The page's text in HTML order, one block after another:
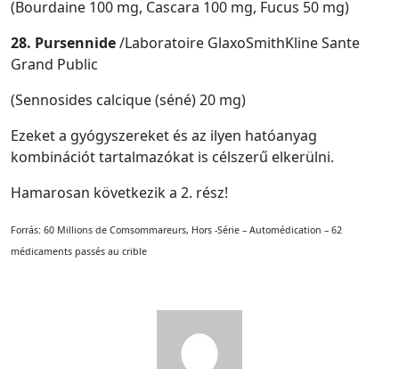
(Bourdaine 100 mg, Cascara 100 mg, Fucus 50 mg)
28. Pursennide/Laboratoire GlaxoSmithKline Sante
Grand Public
(Sennosides calcique (séné) 20 mg)
Ezeket a gyógyszereket és az ilyen hatóanyag
kombinációt tartalmazókat is célszerű elkerülni.
Hamarosan következik a 2. rész!
Forrás: 60 Millions de Comsommareurs, Hors -Série – Automédication – 62
médicaments passés au crible